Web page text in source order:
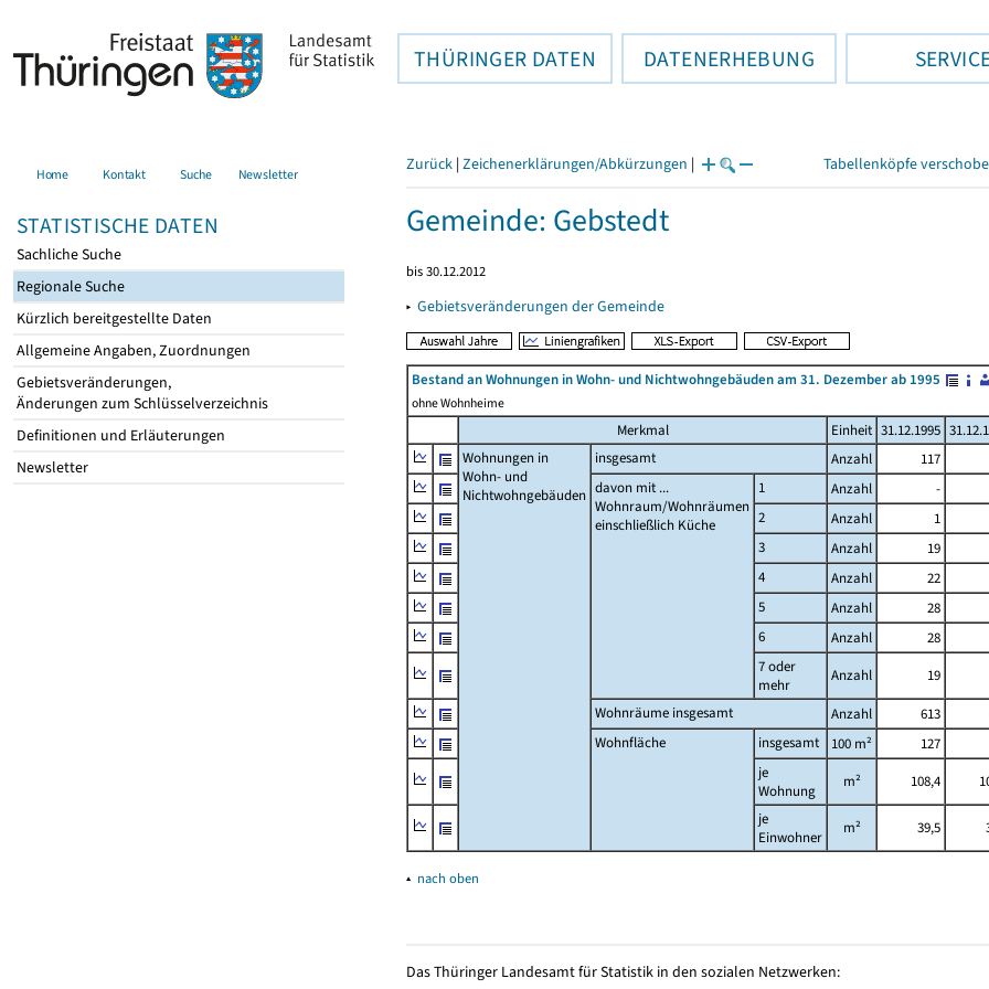
THÜRINGER DATEN DATENERHEBUNG
Home Kontakt Suche Newsletter
STATISTISCHE DATEN
Sachliche Suche
Regionale Suche
Kürzlich bereitgestellte Daten
Allgemeine Angaben, Zuordnungen
Gebietsveränderungen,
Änderungen zum Schlüsselverzeichnis
Definitionen und Erläuterungen
Newsletter
Zurück | Zeichenerklärungen/Abkürzungen | Tabellenköpfe
Gemeinde: Gebstedt
bis 30.12.2012
▸ Gebietsveränderungen der Gemeinde
Bestand an Wohnungen in Wohn- und Nichtwohngebäuden am 31. Dezember ab 1995
ohne Wohnheime
Merkmal Einheit 31.12.1995
Wohnungen in
Wohn- und
Nichtwohngebäuden
insgesamt Anzahl 117
davon mit ...
Wohnraum/Wohnräumen
einschließlich Küche
1 Anzahl -
2
Anzahl 1
3
Anzahl 19
4
Anzahl 22
5
Anzahl 28
6
Anzahl 28
7 oder
mehr
Anzahl 19
Wohnräume insgesamt
Anzahl 613
Wohnfläche
insgesamt 100 m² 127
je
Wohnung
m² 108,4
je
Einwohner
m² 39,5
▴ nach oben
Das Thüringer Landesamt für Statistik in den sozialen Netzwerken: